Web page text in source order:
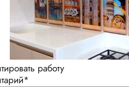
работу
*